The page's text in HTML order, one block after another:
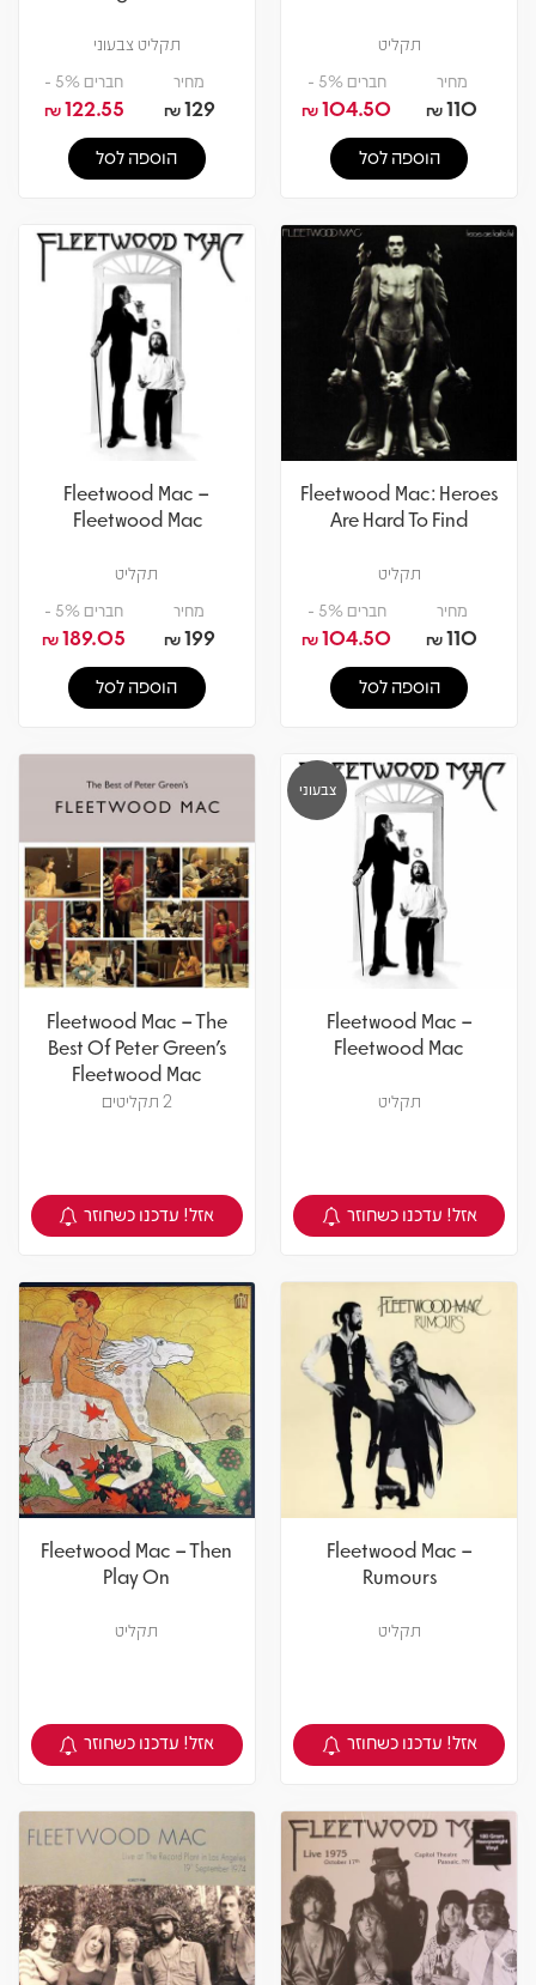
תקליט
מחיר
110
₪
חברים 5% -
104.50
₪
הוספה לסל
תקליט צבעוני
מחיר
129
₪
חברים 5% -
122.55
₪
הוספה לסל
Fleetwood Mac: Heroes
Are Hard To Find
תקליט
מחיר
110
₪
חברים 5% -
104.50
₪
הוספה לסל
Fleetwood Mac –
Fleetwood Mac
תקליט
מחיר
199
₪
חברים 5% -
189.05
₪
הוספה לסל
Fleetwood Mac –
Fleetwood Mac
תקליט
צפיה במוצר
אזל! עדכנו כשחוזר
צבעוני
Fleetwood Mac – The
Best Of Peter Green's
Fleetwood Mac
2 תקליטים
צפיה במוצר
אזל! עדכנו כשחוזר
Fleetwood Mac –
Rumours
תקליט
צפיה במוצר
אזל! עדכנו כשחוזר
Fleetwood Mac – Then
Play On
תקליט
צפיה במוצר
אזל! עדכנו כשחוזר